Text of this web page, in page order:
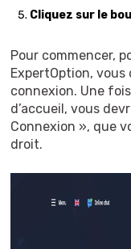
Cliquez sur le
Pour commencer,
ExpertOption,
connexion. Une
d’accueil, vous
Connexion », que
droit.